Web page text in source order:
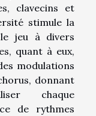
clavecins et
stimule la
jeu à divers
quant à eux,
modulations
donnant
chaque
de rythmes